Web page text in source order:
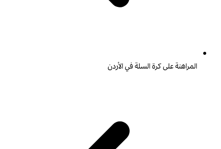
المراهنة على كرة السلة في الأردن